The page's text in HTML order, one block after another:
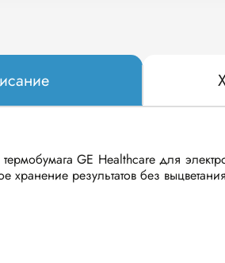
GE Healthcare для
хранение результатов без